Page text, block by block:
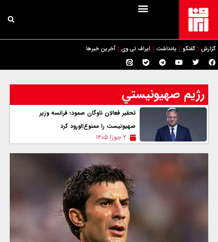
گزارش گفتگو یادداشت ایراف تی وی آخرین خبرها
رژيم صهيونيستي
تحقیر فعالان ناوگان صمود؛ فرانسه وزیر
صهیونیست را ممنوع‌الورود کرد
۲ جوزا ۱۴۰۵